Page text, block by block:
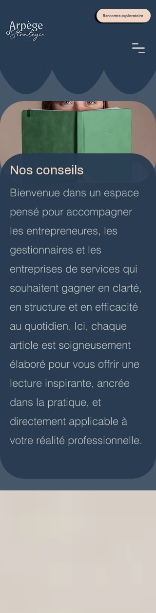
Rencontre exploratoire
Nos conseils
Bienvenue dans un espace
pensé pour accompagner
les entrepreneures, les
gestionnaires et les
entreprises de services qui
souhaitent gagner en clarté,
en structure et en efficacité
au quotidien. Ici, chaque
article est soigneusement
élaboré pour vous offrir une
lecture inspirante, ancrée
dans la pratique, et
directement applicable à
votre réalité professionnelle.